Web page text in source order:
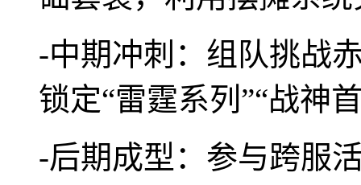
-中期冲刺：组队挑战
锁定“雷霆系列”“战神
-后期成型：参与跨服